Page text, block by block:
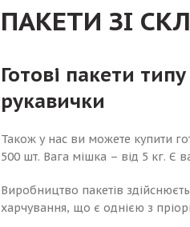
ПАКЕТИ ЗІ
Готові пакети
рукавички
Також у нас ви можете купити
500 шт. Вага мішка – від 5 кг. Є
Виробництво пакетів
харчування, що є однією з